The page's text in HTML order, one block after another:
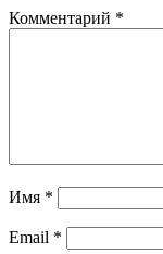
Комментарий *
Имя *
Email *